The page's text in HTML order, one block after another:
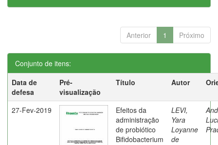
Anterior 1 Próximo
Conjunto de itens:
Data de
defesa
Pré-
visualização
Título Autor
27-Fev-2019
Efeitos da
administração
de probiótico
Bifidobacterium
LEVI,
Yara
Loyanne
de